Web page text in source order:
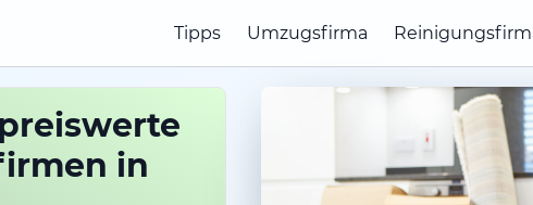
Tipps Umzugsfirma
in